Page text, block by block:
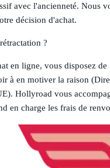
avec l'ancienneté. Nous
décision d'achat.
?
en ligne, vous disposez
à en motiver la raison
Hollyroad vous
en charge les frais de